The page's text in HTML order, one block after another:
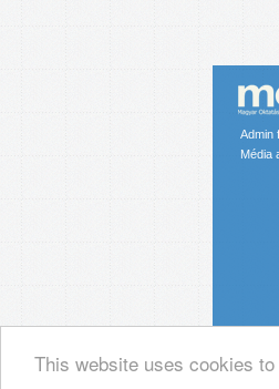
This website uses cookies
Admin
Média
© 2019